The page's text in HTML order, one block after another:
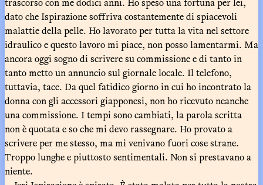
dato che Ispirazione soffriva costantemente di spiacevoli
malattie della pelle. Ho lavorato per tutta la vita nel settore
idraulico e questo lavoro mi piace, non posso lamentarmi. Ma
ancora oggi sogno di scrivere su commissione e di tanto in
tanto metto un annuncio sul giornale locale. Il telefono,
tuttavia, tace. Da quel fatidico giorno in cui ho incontrato la
donna con gli accessori giapponesi, non ho ricevuto neanche
una commissione. I tempi sono cambiati, la parola scritta
non è quotata e so che mi devo rassegnare. Ho provato a
scrivere per me stesso, ma mi venivano fuori cose strane.
Troppo lunghe e piuttosto sentimentali. Non si prestavano a
niente.